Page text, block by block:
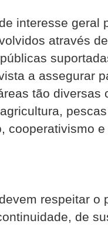
interesse geral
através
a assegurar
tão diversas
cooperativismo
respeitar o
de